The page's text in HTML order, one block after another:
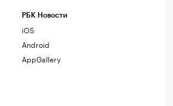
РБК Новости
iOS
Android
AppGallery